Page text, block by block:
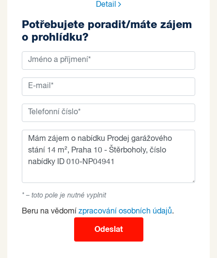
Detail
Potřebujete poradit/máte zájem
o prohlídku?
* – toto pole je nutné vyplnit
Beru na vědomí zpracování osobních údajů.
Odeslat